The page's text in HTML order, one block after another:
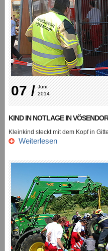
07 / Juni
2014
KIND IN NOTLAGE IN
Kleinkind steckt mit dem Kopf in
Weiterlesen